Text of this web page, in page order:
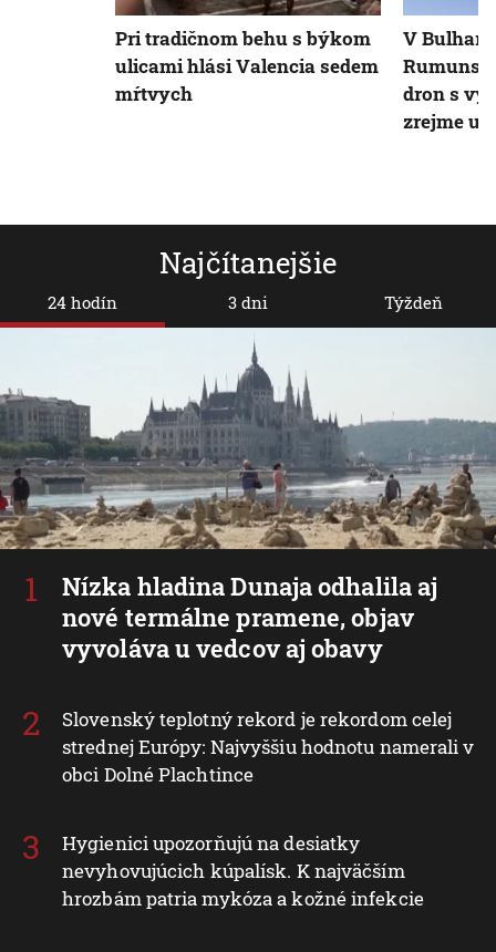
Najčítanejšie
24 hodín
Nízka hladina Dunaja odhalila aj
nové termálne pramene, objav
vyvoláva u vedcov aj obavy
Slovenský teplotný rekord je rekordom celej
strednej Európy: Najvyššiu hodnotu namerali v
obci Dolné Plachtince
Hygienici upozorňujú na desiatky
nevyhovujúcich kúpalísk. K najväčším
hrozbám patria mykóza a kožné infekcie
3 dni Týždeň
Pri tradičnom behu s býkom
ulicami hlási Valencia sedem
mŕtvych
V
dron s
zrejme